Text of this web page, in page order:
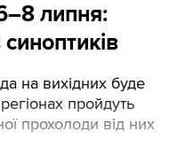
липня:
на вихідних буде
пройдуть
прохолоди від них